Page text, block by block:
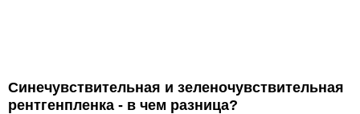
Синечувствительная и зеленочувствительная
рентгенпленка - в чем разница?